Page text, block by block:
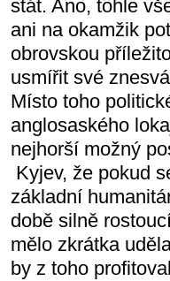
stát. Ano, tohle
ani na okamžik
obrovskou
usmířit své
Místo toho
anglosaského
nejhorší možný
Kyjev, že pokud
základní
době silně
mělo zkrátka
by z toho